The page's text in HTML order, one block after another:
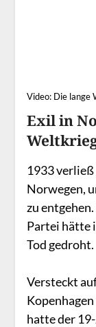
Video: Die lange
Exil in
1933
Norwegen,
zu
Partei hätte
Tod gedroht.
Versteckt
hatte der